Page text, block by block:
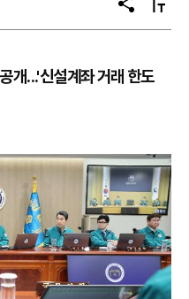
공
유
텍
스
개...'신설계좌 거래 한도